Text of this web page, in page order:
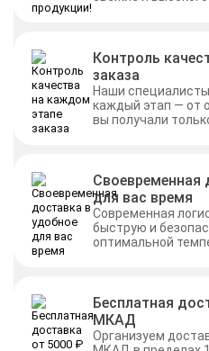
Контроль
заказа
Наши
каждый этап — от
вы получали
Своевременная
для вас время
Современная
быструю и
оптимальной
Бесплатная
МКАД
Организуем